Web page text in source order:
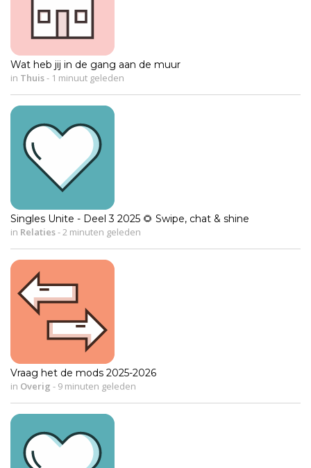
Wat heb jij in de gang aan de muur
in Thuis- 1 minuut geleden
Singles Unite - Deel 3 2025 🌻 Swipe, chat & shine
in Relaties-2 minuten geleden
Vraag het de mods 2025-2026
in Overig - 9 minuten geleden